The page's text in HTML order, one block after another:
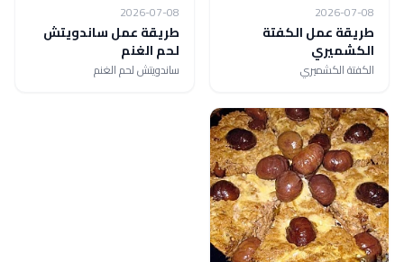
2026-07-08
طريقة عمل الكفتة
الكشميري
الكفتة الكشميري
2026-07-08
طريقة عمل ساندويتش
لحم الغنم
ساندويتش لحم الغنم